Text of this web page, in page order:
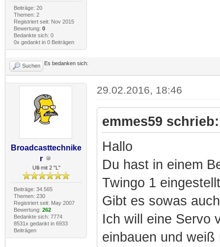
Beiträge: 20
Themen: 2
Registriert seit: Nov 2015
Bewertung: 0
Bedankte sich: 0
0x gedankt in 0 Beiträgen
Suchen Es bedanken sich:
Broadcasttechnike
r
Ulli mit 2 "L"
Beiträge: 34.565
Themen: 230
Registriert seit: May 2007
Bewertung: 262
Bedankte sich: 7774
8531x gedankt in 6933
Beiträgen
29.02.2016, 18:46
emmes59 schrieb:
Hallo
Du hast in einem
Twingo 1
Gibt es sowas
Ich will eine Servo
einbauen und